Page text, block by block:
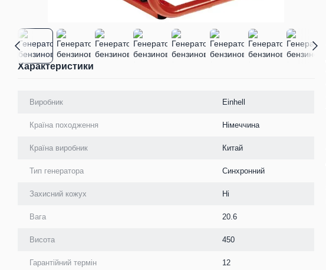
Характеристики
Виробник Einhell
Країна походження Німеччина
Країна виробник Китай
Тип генератора Синхронний
Захисний кожух Ні
Вага 20.6
Висота 450
Гарантійний термін 12